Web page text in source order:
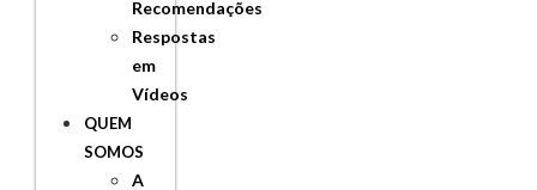
Recomendações
Respostas
em
Vídeos
QUEM
SOMOS
A